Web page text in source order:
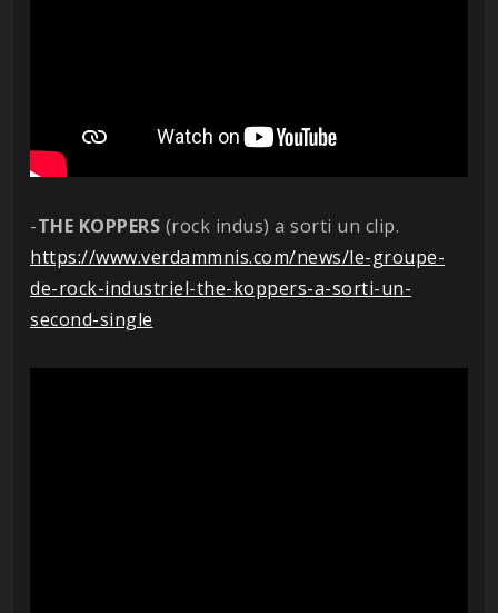
-THE KOPPERS (rock indus) a sorti un clip.
https://www.verdammnis.com/news/le-groupe-
de-rock-industriel-the-koppers-a-sorti-un-
second-single